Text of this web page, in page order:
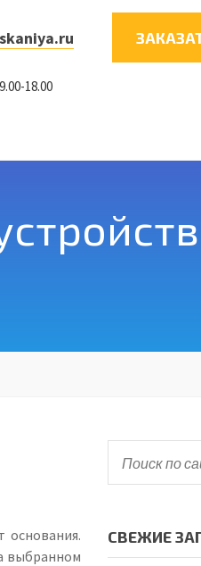
18.00
основания.
выбранном
СВЕЖИЕ